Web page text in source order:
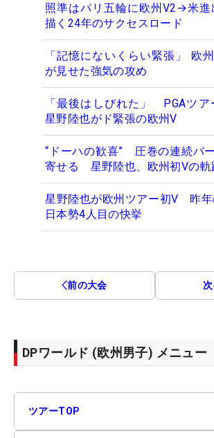
照準はパリ五輪に欧州V2→米
描く24年のサクセスロード
「記憶にないくらい緊張」 欧
が見せた強気の攻め
「最後はしびれた」 PGAツア
星野陸也がド緊張の欧州V
“ドーハの歓喜” 圧巻の連続バ
寄せる 星野陸也、欧州初Vの軌
星野陸也が欧州ツアー初V 昨年
日本勢4人目の快挙
前の大会
DPワールド (欧州男子) メニュー
ツアーTOP